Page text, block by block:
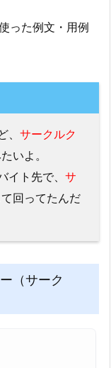
った例文・用例
、 サークルク
いよ。
イト先で、 サ
て回ってたんだ
（サーク